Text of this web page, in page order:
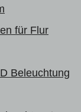
für Flur
Beleuchtung